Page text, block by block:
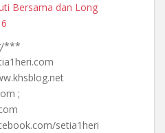
Bersama dan Long
***
;
setia1heri